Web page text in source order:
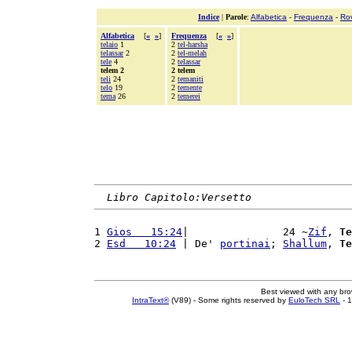
Indice| Parole: Alfabetica - Frequenza -
Alfabetica [« »]
telaio 1
telassar2
tele 4
telem 2
teli 24
telo 19
tema 26
Frequenza [« »]
2 tel-harsha
2 tel-melah
2 telassar
2 telem
2 temaniti
2 temente
2 temerei
Libro Capitolo:Versetto
1 Gios   15:24 |               24 ~Zif ,
2 Esd   10:24 | De' portinai ; Shallum ,
Best viewed with any
IntraText®(V89) - Some rights reserved by EuloTech SRL -